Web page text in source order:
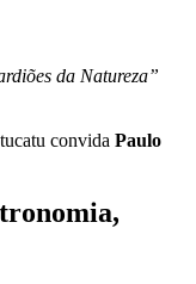
da Natureza”
convida Paulo